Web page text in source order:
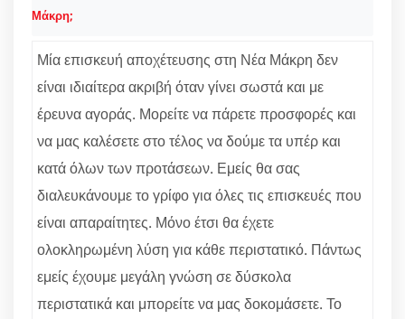
Μάκρη;
Μία επισκευή αποχέτευσης στη Νέα Μάκρη δεν
είναι ιδιαίτερα ακριβή όταν γίνει σωστά και με
έρευνα αγοράς. Μορείτε να πάρετε προσφορές και
να μας καλέσετε στο τέλος να δούμε τα υπέρ και
κατά όλων των προτάσεων. Εμείς θα σας
διαλευκάνουμε το γρίφο για όλες τις επισκευές που
είναι απαραίτητες. Μόνο έτσι θα έχετε
ολοκληρωμένη λύση για κάθε περιστατικό. Πάντως
εμείς έχουμε μεγάλη γνώση σε δύσκολα
περιστατικά και μπορείτε να μας δοκομάσετε. Το